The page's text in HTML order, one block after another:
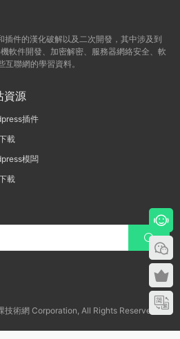
插件的漢化破解以及二次開發，其中涉及到
軟件開發、加密解密、服務器網絡安全、軟
聯網的學習資料。
資源
插件
載
模闆
載
術網 Corporation, All Rights Reserved